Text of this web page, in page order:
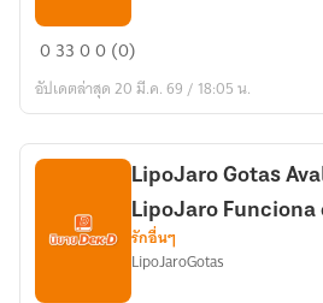
müssen
Glucotex
og
Fordele
Blodsukker
Kosttilskud
03300 (0)
อัปเดตล่าสุด 20 มี.ค. 69 / 18:05 น.
LipoJaro Gotas
LipoJaro Funciona
รักอื่นๆ
LipoJaroGotas